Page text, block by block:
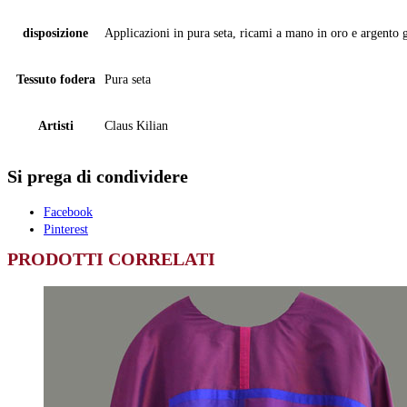
disposizione Applicazioni in pura seta, ricami a mano in oro e argento
Tessuto fodera Pura seta
Artisti Claus Kilian
Si prega di condividere
Facebook
Pinterest
PRODOTTI CORRELATI